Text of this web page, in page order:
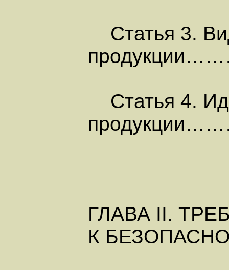
Статья 3.
Статья 4.
ГЛАВА II.
К